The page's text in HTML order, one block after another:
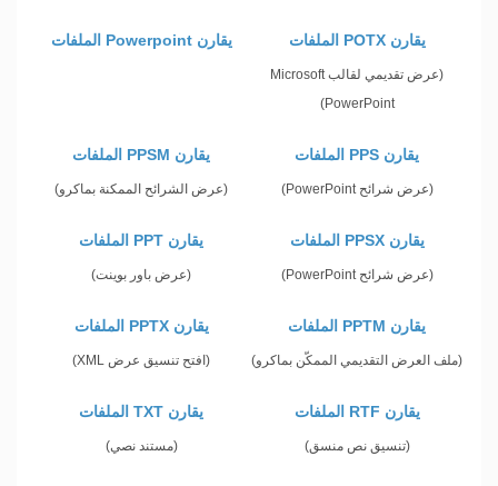
يقارن POTX الملفات
(عرض تقديمي لقالب Microsoft
PowerPoint)
يقارن Powerpoint الملفات
يقارن PPS الملفات
(عرض شرائح PowerPoint)
يقارن PPSM الملفات
(عرض الشرائح الممكنة بماكرو)
يقارن PPSX الملفات
(عرض شرائح PowerPoint)
يقارن PPT الملفات
(عرض باور بوينت)
يقارن PPTM الملفات
(ملف العرض التقديمي الممكّن بماكرو)
يقارن PPTX الملفات
(افتح تنسيق عرض XML)
يقارن RTF الملفات
(تنسيق نص منسق)
يقارن TXT الملفات
(مستند نصي)